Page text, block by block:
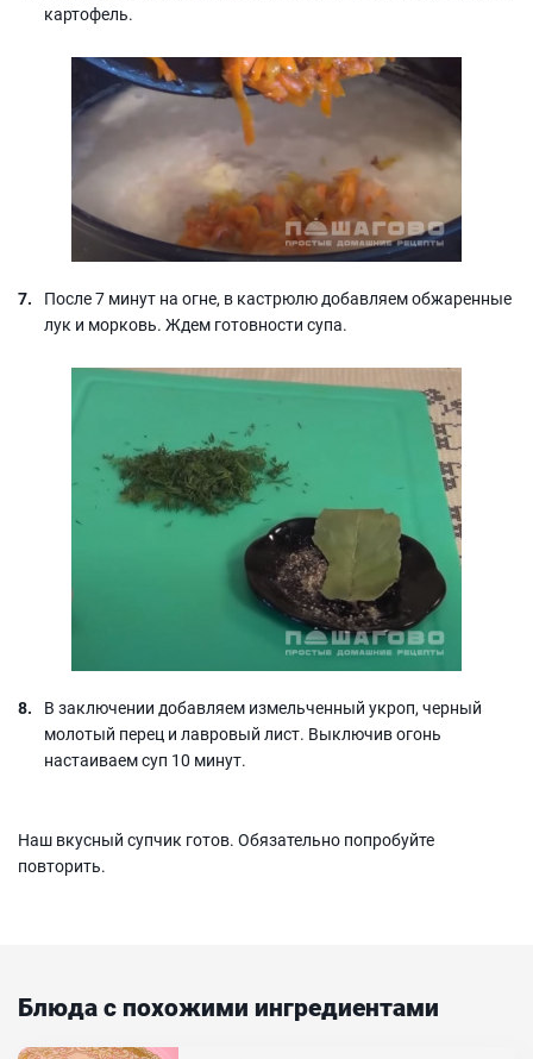
картофель.
После 7 минут на огне, в кастрюлю добавляем обжаренные
лук и морковь. Ждем готовности супа.
В заключении добавляем измельченный укроп, черный
молотый перец и лавровый лист. Выключив огонь
настаиваем суп 10 минут.
Наш вкусный супчик готов. Обязательно попробуйте
повторить.
Блюда с похожими ингредиентами